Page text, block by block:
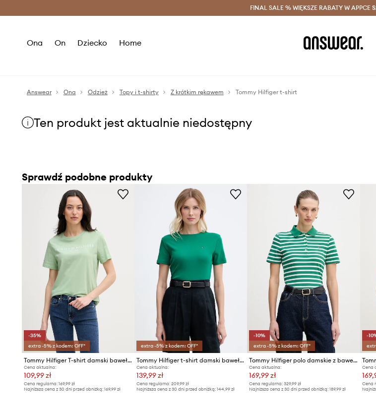
Oszczędzaj z Answear Club > Dostawa
FINAL SALE % WIĘKSZE RABATY W APPCE
Ona On Dziecko Home
Answear Ona Odzież Topy i t-shirty Z krótkim rękawem Tommy Hilfiger t-shirt
Ten produkt jest aktualnie niedostępny
Sprawdź podobne produkty
-35%
extra -5% z kodem: OFF*
Tommy Hilfiger T-shirt damski bawełniany
Cena aktualna:
109,99 zł
Cena regularna: 169,99 zł
Najniższa cena z 30 dni przed obniżką: 169,99 zł
extra -5% z kodem: OFF*
Tommy Hilfiger t-shirt damski bawełniany
Cena aktualna:
139,99 zł
Cena regularna:209,99 zł
Najniższa cena z 30 dni przed obniżką:144,99 zł
-10%
extra -5% z kodem: OFF*
Tommy Hilfiger polo damskie z bawełną
Cena aktualna:
169,99 zł
Cena regularna: 329,99 zł
Najniższa cena z 30 dni przed obniżką: 189,99 zł
-
Cena
Cena